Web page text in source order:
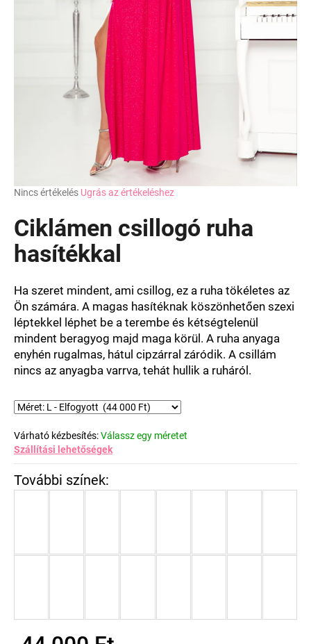
A
átlagos
értékelése
5-
csillag.
Nincs értékelés Ugrás az értékeléshez
Ciklámen csillogó ruha
hasítékkal
Ha szeret mindent, ami csillog, ez a ruha tökéletes az
Ön számára. A magas hasítéknak köszönhetően szexi
léptekkel léphet be a terembe és kétségtelenül
mindent beragyog majd maga körül. A ruha anyaga
enyhén rugalmas, hátul cipzárral záródik. A csillám
nincs az anyagba varrva, tehát hullik a ruháról.
Várható kézbesítés:Válassz egy méretet
Szállítási lehetőségek